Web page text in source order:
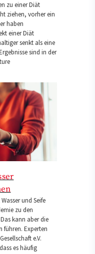
zu einer Diät
ziehen, vorher ein
haben
einer Diät
senkt als eine
sind in der
und Seife
zu den
kann aber die
führen. Experten
e.V.
es häufig